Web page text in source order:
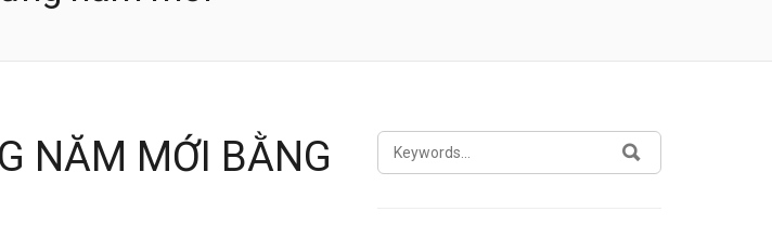
NĂM MỚI BẰNG
SEARCH
FOR: